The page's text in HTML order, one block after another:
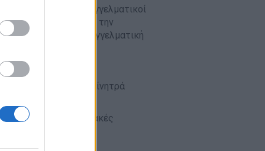
οι επαγγελματικοί
για να γνωρίσουν την
και η επαγγελματική
να συνδέσουν τα κίνητρά
σκληρές ή μαλακές